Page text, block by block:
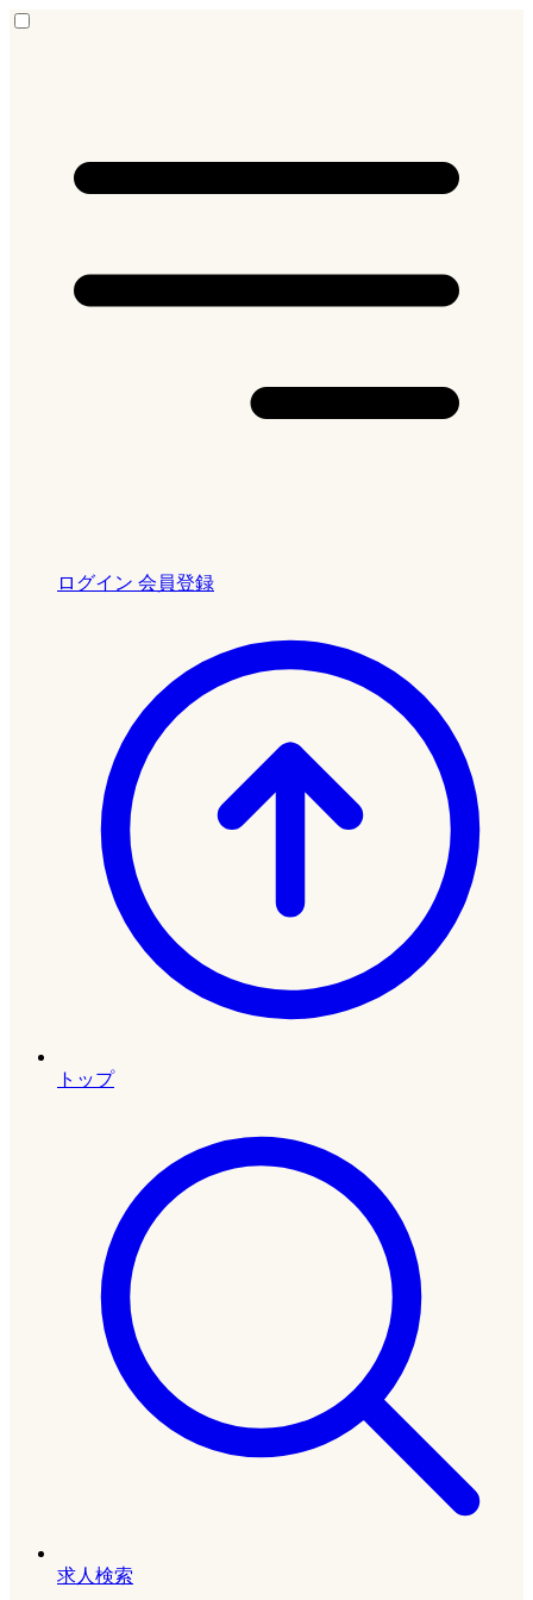
ログイン 会員登録
トップ
求人検索